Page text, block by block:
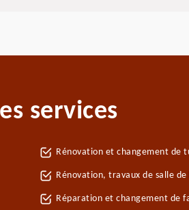
services
Rénovation et changement de
Rénovation, travaux de salle
Réparation et changement de